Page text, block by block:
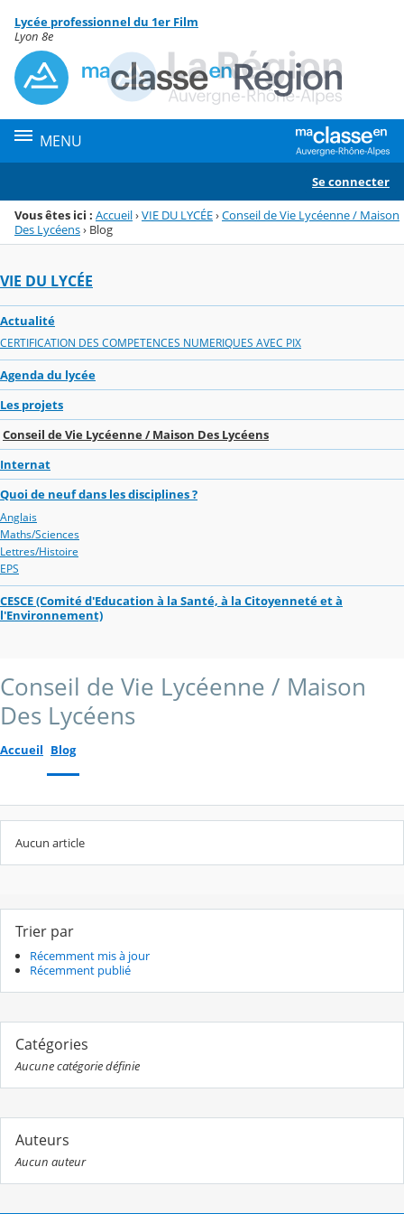
Menu de la rubrique
Contenu
Lycée professionnel du 1er Film
Lyon 8e
MENU
Se connecter
Vous êtes ici : Accueil›VIE DU LYCÉE›Conseil de Vie Lycéenne / Maison
Des Lycéens› Blog
VIE DU LYCÉE
Actualité
CERTIFICATION DES COMPETENCES NUMERIQUES AVEC PIX
Agenda du lycée
Les projets
Conseil de Vie Lycéenne / Maison Des Lycéens
Internat
Quoi de neuf dans les disciplines ?
Anglais
Maths/Sciences
Lettres/Histoire
EPS
CESCE (Comité d'Education à la Santé, à la Citoyenneté et à
l'Environnement)
Conseil de Vie Lycéenne / Maison
Des Lycéens
Accueil Blog
Aucun article
Trier par
Récemment mis à jour
Récemment publié
Catégories
Aucune catégorie définie
Auteurs
Aucun auteur